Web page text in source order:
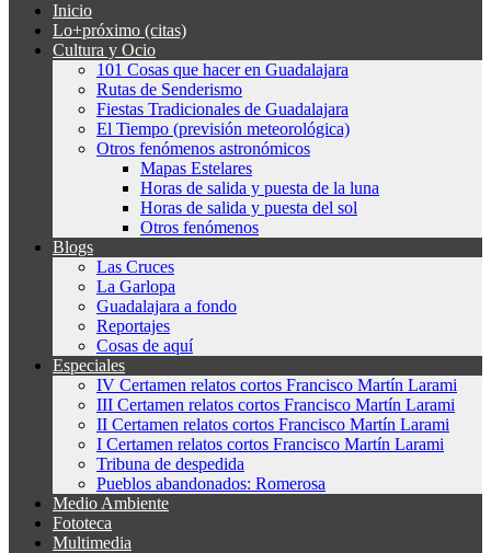
Inicio
Lo+próximo (citas)
Cultura y Ocio
101 Cosas que hacer en Guadalajara
Rutas de Senderismo
Fiestas Tradicionales de Guadalajara
El Tiempo (previsión meteorológica)
Otros fenómenos astronómicos
Mapas Estelares
Horas de salida y puesta de la luna
Horas de salida y puesta del sol
Otros fenómenos
Blogs
Las Cruces
La Garlopa
Guadalajara a fondo
Reportajes
Cosas de aquí
Especiales
IV Certamen relatos cortos Francisco Martín Larami
III Certamen relatos cortos Francisco Martín Larami
II Certamen relatos cortos Francisco Martín Larami
I Certamen relatos cortos Francisco Martín Larami
Tribuna de despedida
Pueblos abandonados: Romerosa
Medio Ambiente
Fototeca
Multimedia